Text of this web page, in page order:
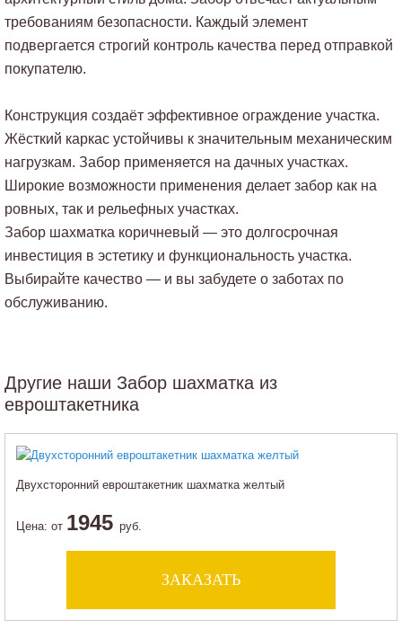
требованиям безопасности. Каждый элемент
подвергается строгий контроль качества перед отправкой
покупателю.
Конструкция создаёт эффективное ограждение участка.
Жёсткий каркас устойчивы к значительным механическим
нагрузкам. Забор применяется на дачных участках.
Широкие возможности применения делает забор как на
ровных, так и рельефных участках.
Забор шахматка коричневый — это долгосрочная
инвестиция в эстетику и функциональность участка.
Выбирайте качество — и вы забудете о заботах по
обслуживанию.
Другие наши Забор шахматка из
евроштакетника
Двухсторонний евроштакетник шахматка желтый
Цена: от 1945 руб.
ЗАКАЗАТЬ